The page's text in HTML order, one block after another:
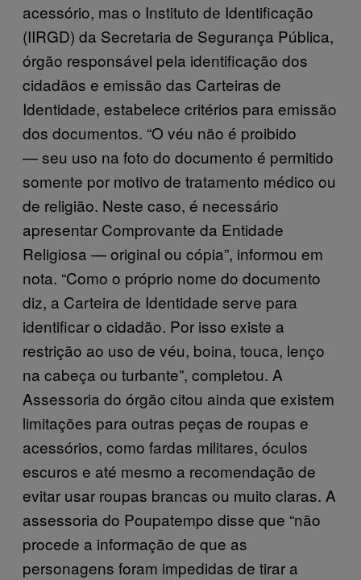
acessório, mas o Instituto de Identificação
(IIRGD) da Secretaria de Segurança Pública,
órgão responsável pela identificação dos
cidadãos e emissão das Carteiras de
Identidade, estabelece critérios para emissão
dos documentos. “O véu não é proibido
— seu uso na foto do documento é permitido
somente por motivo de tratamento médico ou
de religião. Neste caso, é necessário
apresentar Comprovante da Entidade
Religiosa — original ou cópia”, informou em
nota. “Como o próprio nome do documento
diz, a Carteira de Identidade serve para
identificar o cidadão. Por isso existe a
restrição ao uso de véu, boina, touca, lenço
na cabeça ou turbante”, completou. A
Assessoria do órgão citou ainda que existem
limitações para outras peças de roupas e
acessórios, como fardas militares, óculos
escuros e até mesmo a recomendação de
evitar usar roupas brancas ou muito claras. A
assessoria do Poupatempo disse que “não
procede a informação de que as
personagens foram impedidas de tirar a